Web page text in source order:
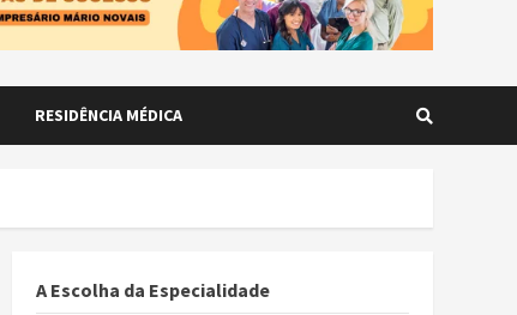
RESIDÊNCIA MÉDICA
A Escolha da Especialidade